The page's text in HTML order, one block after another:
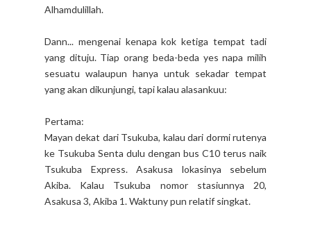
Alhamdulillah.
Dann... mengenai kenapa kok ketiga tempat tadi
yang dituju. Tiap orang beda-beda yes napa milih
sesuatu walaupun hanya untuk sekadar tempat
yang akan dikunjungi, tapi kalau alasankuu:
Pertama:
Mayan dekat dari Tsukuba, kalau dari dormi rutenya
ke Tsukuba Senta dulu dengan bus C10 terus naik
Tsukuba Express. Asakusa lokasinya sebelum
Akiba. Kalau Tsukuba nomor stasiunnya 20,
Asakusa 3, Akiba 1. Waktuny pun relatif singkat.